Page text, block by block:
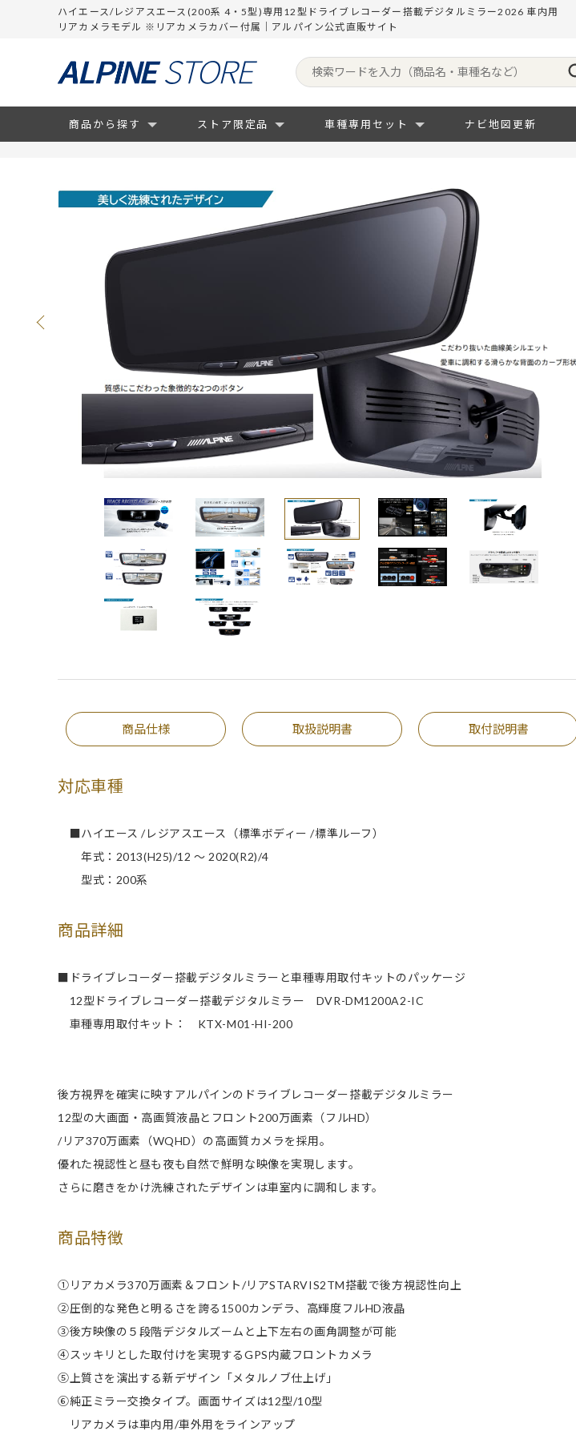
ハイエース/レジアスエース(200系 4・5型)専用12型ドライブレコーダー搭載デジタルミラー2026 車内用
リアカメラモデル ※リアカメラカバー付属｜アルパイン公式直販サイト
商品から探す ストア限定品 車種専用セット ナビ地図更新
商品仕様 取扱説明書 取付説明書
対応車種
■ハイエース /レジアスエース（標準ボディー /標準ルーフ）
年式：2013(H25)/12 ～ 2020(R2)/4
型式：200系
商品詳細
■ドライブレコーダー搭載デジタルミラーと車種専用取付キットのパッケージ
12型ドライブレコーダー搭載デジタルミラー DVR-DM1200A2-IC
車種専用取付キット： KTX-M01-HI-200
後方視界を確実に映すアルパインのドライブレコーダー搭載デジタルミラー
12型の大画面・高画質液晶とフロント200万画素（フルHD）
/リア370万画素（WQHD）の高画質カメラを採用。
優れた視認性と昼も夜も自然で鮮明な映像を実現します。
さらに磨きをかけ洗練されたデザインは車室内に調和します。
商品特徴
①リアカメラ370万画素＆フロント/リアSTARVIS2TM搭載で後方視認性向上
②圧倒的な発色と明るさを誇る1500カンデラ、高輝度フルHD液晶
③後方映像の５段階デジタルズームと上下左右の画角調整が可能
④スッキリとした取付けを実現するGPS内蔵フロントカメラ
⑤上質さを演出する新デザイン「メタルノブ仕上げ」
⑥純正ミラー交換タイプ。画面サイズは12型/10型
リアカメラは車内用/車外用をラインアップ